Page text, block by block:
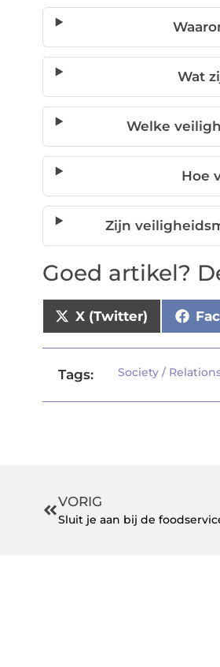
Wat
Welke
Hoe
Zijn
Goed artikel?
X (Twitter)
Tags: Society /
VORIG
Sluit je aan bij de